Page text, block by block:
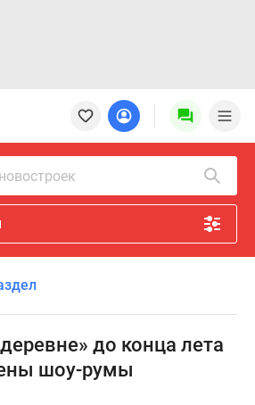
до конца лета
шоу-румы